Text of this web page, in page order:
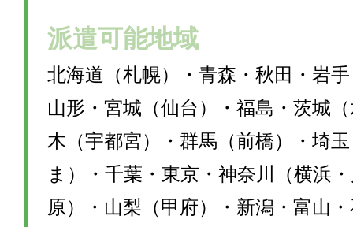
派遣可能地域
北海道（札幌）・青森・秋田・岩
山形・宮城（仙台）・福島・茨城
木（宇都宮）・群馬（前橋）・埼
ま）・千葉・東京・神奈川（横浜
原）・山梨（甲府）・新潟・富山